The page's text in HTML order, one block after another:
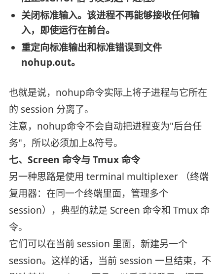
关闭标准输入。该进程不再能够接收任何输
入，即使运行在前台。
重定向标准输出和标准错误到文件
nohup.out。
也就是说，nohup命令实际上将子进程与它所在
的 session 分离了。
注意，nohup命令不会自动把进程变为"后台任
务"，所以必须加上&符号。
七、Screen 命令与 Tmux 命令
另一种思路是使用 terminal multiplexer （终端
复用器：在同一个终端里面，管理多个
session），典型的就是 Screen 命令和 Tmux 命
令。
它们可以在当前 session 里面，新建另一个
session。这样的话，当前 session 一旦结束，不